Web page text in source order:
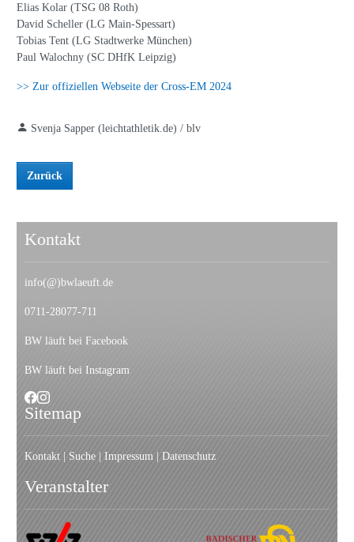
Elias Kolar (TSG 08 Roth)
David Scheller (LG Main-Spessart)
Tobias Tent (LG Stadtwerke München)
Paul Walochny (SC DHfK Leipzig)
>> Zur offiziellen Webseite der Cross-EM 2024
Svenja Sapper (leichtathletik.de) / blv
Zurück
Kontakt
info(@)bwlaeuft.de
0711-28077-711
BW läuft bei Facebook
BW läuft bei Instagram
Sitemap
Kontakt | Suche | Impressum | Datenschutz
Veranstalter